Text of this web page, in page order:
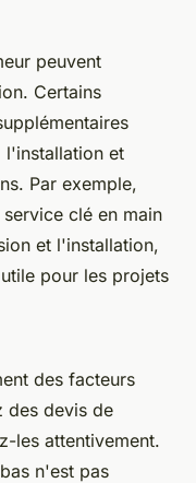
peuvent
Certains
l'installation et
Par exemple,
clé en main
et l'installation,
pour les projets
des facteurs
des devis de
les attentivement.
n'est pas